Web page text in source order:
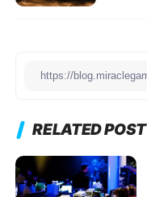
RELATED POST